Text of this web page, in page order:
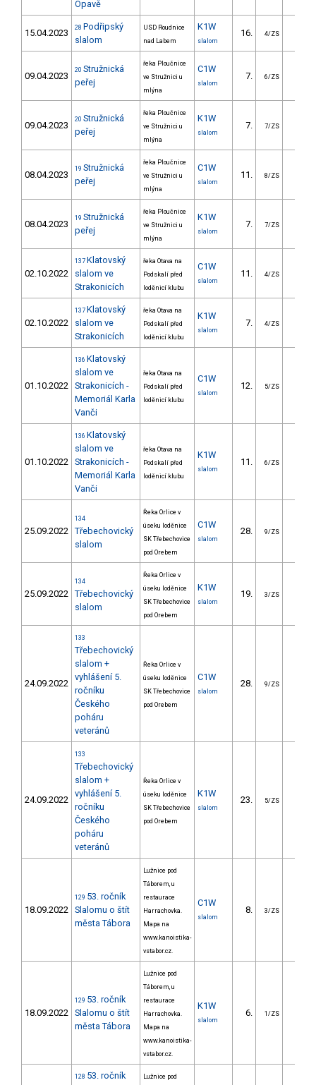
Opavě
15.04.2023 28 Podřipský
slalom
USD Roudnice
nad Labem
K1W
slalom
16. 4/ZS
09.04.2023
20 Stružnická
peřej
řeka Ploučnice
ve Stružnici u
mlýna
C1W
slalom
7. 6/ZS
09.04.2023
20 Stružnická
peřej
řeka Ploučnice
ve Stružnici u
mlýna
K1W
slalom
7. 7/ZS
08.04.2023
19 Stružnická
peřej
řeka Ploučnice
ve Stružnici u
mlýna
C1W
slalom
11. 8/ZS
08.04.2023
19 Stružnická
peřej
řeka Ploučnice
ve Stružnici u
mlýna
K1W
slalom
7. 7/ZS
02.10.2022
137 Klatovský
slalom ve
Strakonicích
řeka Otava na
Podskalí před
loděnicí klubu
C1W
slalom
11. 4/ZS
02.10.2022
137 Klatovský
slalom ve
Strakonicích
řeka Otava na
Podskalí před
loděnicí klubu
K1W
slalom
7. 4/ZS
01.10.2022
136 Klatovský
slalom ve
Strakonicích -
Memoriál Karla
Vanči
řeka Otava na
Podskalí před
loděnicí klubu
C1W
slalom
12. 5/ZS
01.10.2022
136 Klatovský
slalom ve
Strakonicích -
Memoriál Karla
Vanči
řeka Otava na
Podskalí před
loděnicí klubu
K1W
slalom
11. 6/ZS
25.09.2022
134
Třebechovický
slalom
Řeka Orlice v
úseku loděnice
SK Třebechovice
pod Orebem
C1W
slalom
28. 9/ZS
25.09.2022
134
Třebechovický
slalom
Řeka Orlice v
úseku loděnice
SK Třebechovice
pod Orebem
K1W
slalom
19. 3/ZS
24.09.2022
133
Třebechovický
slalom +
vyhlášení 5.
ročníku
Českého
poháru
veteránů
Řeka Orlice v
úseku loděnice
SK Třebechovice
pod Orebem
C1W
slalom
28. 9/ZS
24.09.2022
133
Třebechovický
slalom +
vyhlášení 5.
ročníku
Českého
poháru
veteránů
Řeka Orlice v
úseku loděnice
SK Třebechovice
pod Orebem
K1W
slalom
23. 5/ZS
18.09.2022
129 53. ročník
Slalomu o štít
města Tábora
Lužnice pod
Táborem, u
restaurace
Harrachovka.
Mapa na
www.kanoistika-
vstabor.cz.
C1W
slalom
8. 3/ZS
18.09.2022
129 53. ročník
Slalomu o štít
města Tábora
Lužnice pod
Táborem, u
restaurace
Harrachovka.
Mapa na
www.kanoistika-
vstabor.cz.
K1W
slalom
6. 1/ZS
128 53. ročník
Lužnice pod